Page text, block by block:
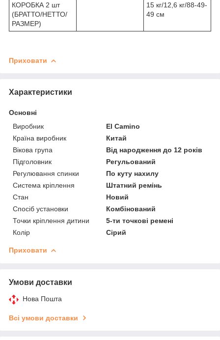
КОРОБКА 2 шт
(БРАТТО/НЕТТО/
РАЗМЕР)
15 кг/12,6 кг/88-49-
49 см
Приховати
Характеристики
Основні
Виробник
El Camino
Країна виробник
Китай
Вікова група
Від народження до 12 років
Підголовник
Регульований
Регулювання спинки
По куту нахилу
Система кріплення
Штатний ремінь
Стан
Новий
Спосіб установки
Комбінований
Точки кріплення дитини
5-ти точкові ремені
Колір
Сірий
Приховати
Умови доставки
Нова Пошта
Всі умови доставки